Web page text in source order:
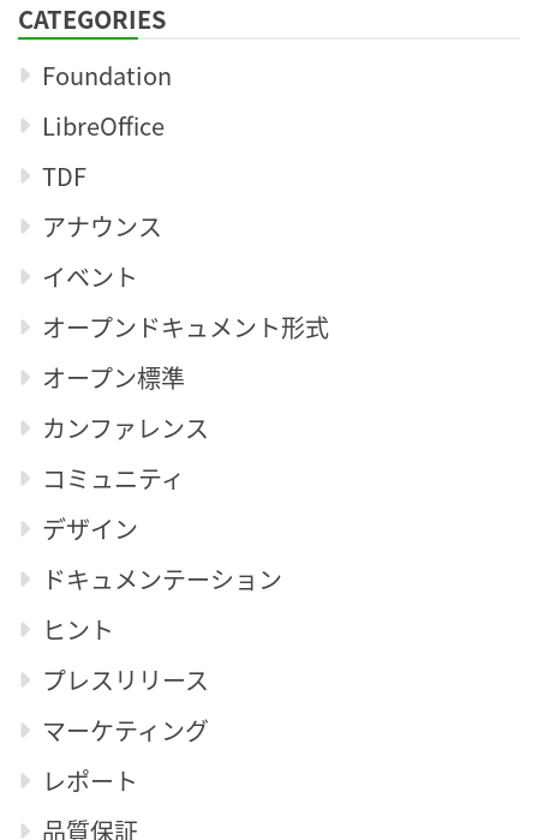
CATEGORIES
Foundation
LibreOffice
TDF
アナウンス
イベント
オープンドキュメント形式
オープン標準
カンファレンス
コミュニティ
デザイン
ドキュメンテーション
ヒント
プレスリリース
マーケティング
レポート
品質保証